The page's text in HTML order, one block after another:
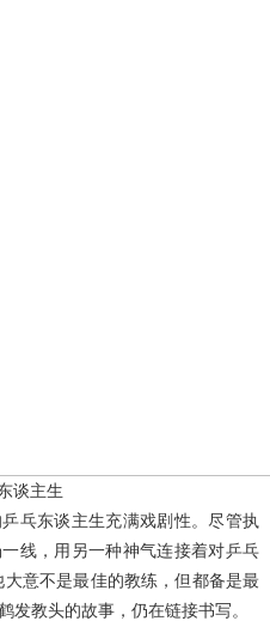
谈主生
乓东谈主生充满戏剧性。尽管执
线，用另一种神气连接着对乒乓
意不是最佳的教练，但都备是最
发教头的故事，仍在链接书写。